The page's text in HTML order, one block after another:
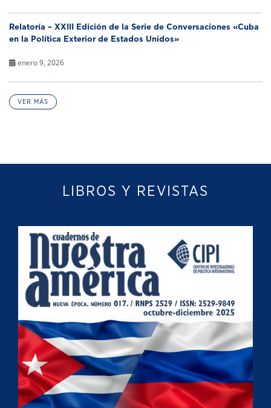
Relatoría – XXIII Edición de la Serie de Conversaciones «Cuba
en la Política Exterior de Estados Unidos»
enero 9, 2026
VER MÁS
LIBROS Y REVISTAS